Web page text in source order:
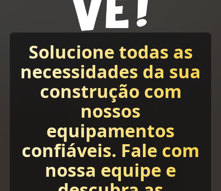
Solucione todas as
necessidades da sua
construção com
nossos
equipamentos
confiáveis. Fale com
nossa equipe e